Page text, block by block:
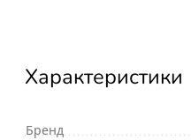
Характеристики
Бренд